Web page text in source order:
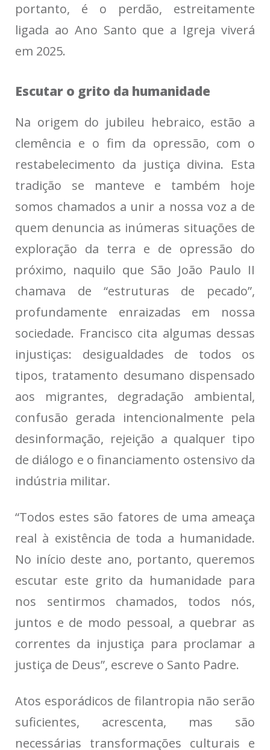
portanto, é o perdão, estreitamente
ligada ao Ano Santo que a Igreja viverá
em 2025.
Escutar o grito da humanidade
Na origem do jubileu hebraico, estão a
clemência e o fim da opressão, com o
restabelecimento da justiça divina. Esta
tradição se manteve e também hoje
somos chamados a unir a nossa voz a de
quem denuncia as inúmeras situações de
exploração da terra e de opressão do
próximo, naquilo que São João Paulo II
chamava de “estruturas de pecado”,
profundamente enraizadas em nossa
sociedade. Francisco cita algumas dessas
injustiças: desigualdades de todos os
tipos, tratamento desumano dispensado
aos migrantes, degradação ambiental,
confusão gerada intencionalmente pela
desinformação, rejeição a qualquer tipo
de diálogo e o financiamento ostensivo da
indústria militar.
“Todos estes são fatores de uma ameaça
real à existência de toda a humanidade.
No início deste ano, portanto, queremos
escutar este grito da humanidade para
nos sentirmos chamados, todos nós,
juntos e de modo pessoal, a quebrar as
correntes da injustiça para proclamar a
justiça de Deus”, escreve o Santo Padre.
Atos esporádicos de filantropia não serão
suficientes, acrescenta, mas são
necessárias transformações culturais e